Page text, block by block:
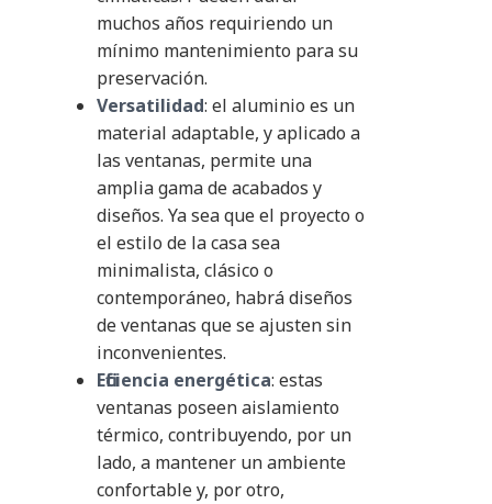
muchos años requiriendo un
mínimo mantenimiento para su
preservación.
Versatilidad: el aluminio es un
material adaptable, y aplicado a
las ventanas, permite una
amplia gama de acabados y
diseños. Ya sea que el proyecto o
el estilo de la casa sea
minimalista, clásico o
contemporáneo, habrá diseños
de ventanas que se ajusten sin
inconvenientes.
Eficiencia energética: estas
ventanas poseen aislamiento
térmico, contribuyendo, por un
lado, a mantener un ambiente
confortable y, por otro,